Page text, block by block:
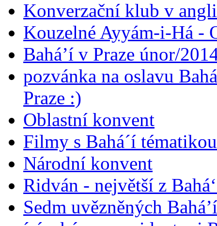
Konverzační klub v
Kouzelné Ayyám-i-Há -
Bahá’í v Praze únor/
pozvánka na oslavu
Praze :)
Oblastní konvent
Filmy s Bahá´í
Národní konvent
Ridván - největší z
Sedm uvězněných